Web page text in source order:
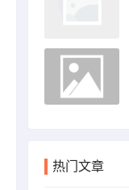
热门文章